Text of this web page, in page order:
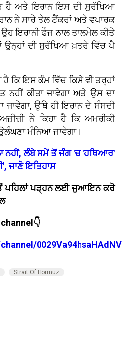
ਹੈ ਅਤੇ ਇਰਾਨ ਇਸ ਦੀ ਸੁਰੱਖਿਆ
ਨੇ ਸਾਰੇ ਤੇਲ ਟੈਂਕਰਾਂ ਅਤੇ ਵਪਾਰਕ
ਉਹ ਇਰਾਨੀ ਫੌਜ ਨਾਲ ਤਾਲਮੇਲ ਕੀਤੇ
ਉਨ੍ਹਾਂ ਦੀ ਸੁਰੱਖਿਆ ਖ਼ਤਰੇ ਵਿੱਚ ਪੈ
ਹੈ ਕਿ ਇਸ ਕੰਮ ਵਿੱਚ ਕਿਸੇ ਵੀ ਤਰ੍ਹਾਂ
ਨਹੀਂ ਕੀਤਾ ਜਾਵੇਗਾ ਅਤੇ ਉਸ ਦਾ
ਜਾਵੇਗਾ, ਉੱਥੇ ਹੀ ਇਰਾਨ ਦੇ ਸੰਸਦੀ
ਨੇ ਕਿਹਾ ਹੈ ਕਿ ਅਮਰੀਕੀ
ਮੰਨਿਆ ਜਾਵੇਗਾ।
ਨਹੀਂ, ਲੰਬੇ ਸਮੇਂ ਤੋਂ ਜੰਗ 'ਚ 'ਹਥਿਆਰ'
ਜਾਣੋ ਇਤਿਹਾਸ
ਪਹਿਲਾਂ ਪੜ੍ਹਨ ਲਈ ਜੁਆਇਨ ਕਰੋ
Strait Of Hormuz